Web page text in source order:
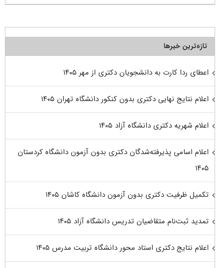
تازه‌ترین خبرها
اعطای ردا کارت به دانشجویان دکتری از مهر ۱۴۰۵
اعلام نتایج نهایی دکتری بدون کنکور دانشگاه تهران ۱۴۰۵
اعلام شهریه دکتری دانشگاه آزاد ۱۴۰۵
اعلام اسامی پذیرفته‌شدگان دکتری بدون آزمون دانشگاه کردستان
۱۴۰۵
تکمیل ظرفیت دکتری بدون آزمون دانشگاه کاشان ۱۴۰۵
تمدید ثبت‌نام متقاضیان تدریس دانشگاه آزاد ۱۴۰۵
اعلام نتایج دکتری استاد محور دانشگاه تربیت مدرس ۱۴۰۵